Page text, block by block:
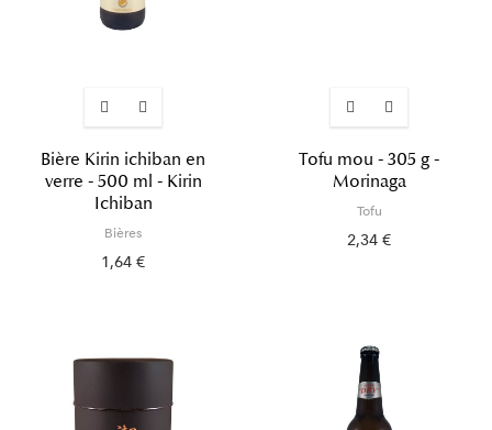
Bière Kirin ichiban en
verre - 500 ml - Kirin
Ichiban
Bières
1,64 €
Tofu mou - 305 g -
Morinaga
Tofu
2,34 €